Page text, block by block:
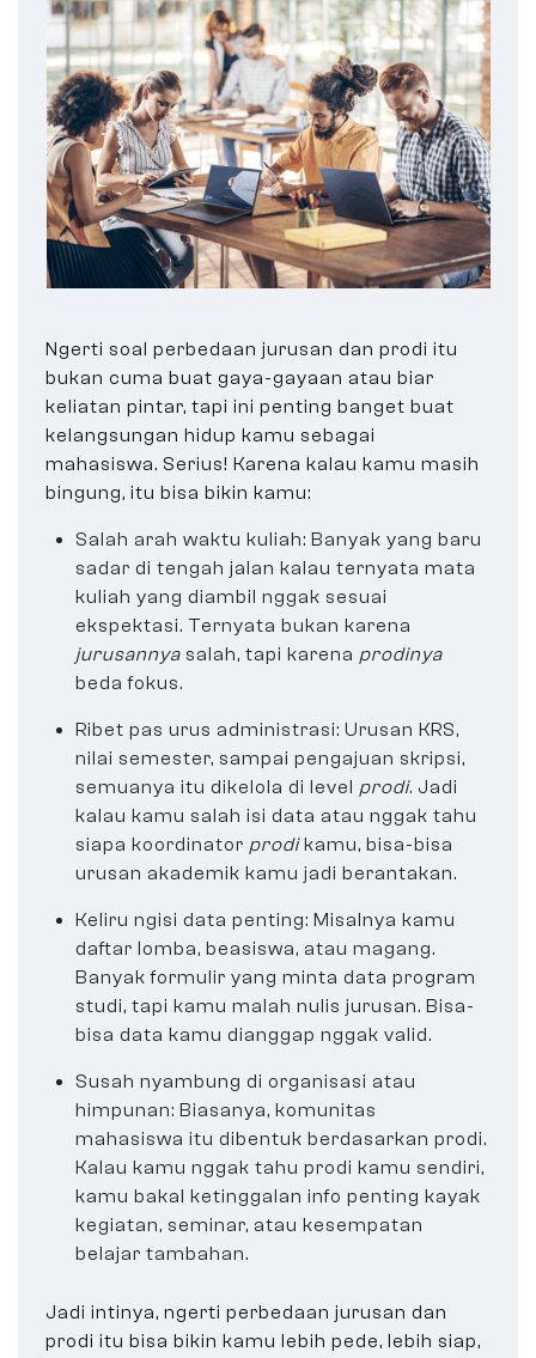
Ngerti soal perbedaan jurusan dan prodi itu
bukan cuma buat gaya-gayaan atau biar
keliatan pintar, tapi ini penting banget buat
kelangsungan hidup kamu sebagai
mahasiswa. Serius! Karena kalau kamu masih
bingung, itu bisa bikin kamu:
Salah arah waktu kuliah: Banyak yang baru
sadar di tengah jalan kalau ternyata mata
kuliah yang diambil nggak sesuai
ekspektasi. Ternyata bukan karena
jurusannya salah, tapi karena prodinya
beda fokus.
Ribet pas urus administrasi: Urusan KRS,
nilai semester, sampai pengajuan skripsi,
semuanya itu dikelola di level prodi. Jadi
kalau kamu salah isi data atau nggak tahu
siapa koordinator prodikamu, bisa-bisa
urusan akademik kamu jadi berantakan.
Keliru ngisi data penting: Misalnya kamu
daftar lomba, beasiswa, atau magang.
Banyak formulir yang minta data program
studi, tapi kamu malah nulis jurusan. Bisa-
bisa data kamu dianggap nggak valid.
Susah nyambung di organisasi atau
himpunan: Biasanya, komunitas
mahasiswa itu dibentuk berdasarkan prodi.
Kalau kamu nggak tahu prodi kamu sendiri,
kamu bakal ketinggalan info penting kayak
kegiatan, seminar, atau kesempatan
belajar tambahan.
Jadi intinya, ngerti perbedaan jurusan dan
prodi itu bisa bikin kamu lebih pede, lebih siap,